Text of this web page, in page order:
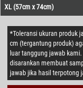
XL (57cm x 74cm)
*Toleransi ukuran produk
cm (tergantung produk)
luar tanggung jawab
disarankan membuat
jawab jika hasil terpotong